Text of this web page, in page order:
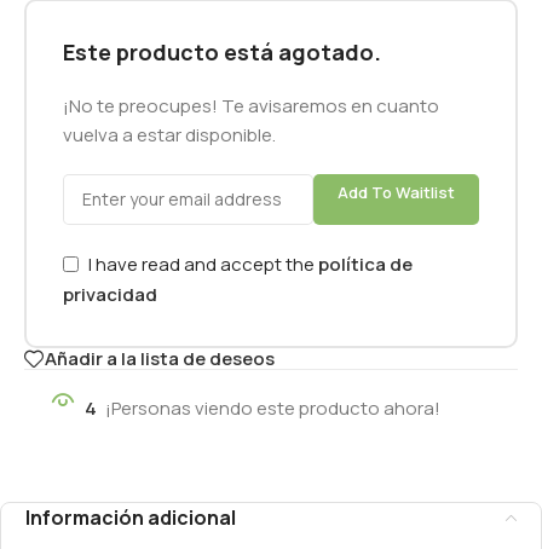
Este producto está agotado.
¡No te preocupes! Te avisaremos en cuanto
vuelva a estar disponible.
Add To Waitlist
I have read and accept the política de
privacidad
Añadir a la lista de deseos
4 ¡Personas viendo este producto ahora!
Información adicional